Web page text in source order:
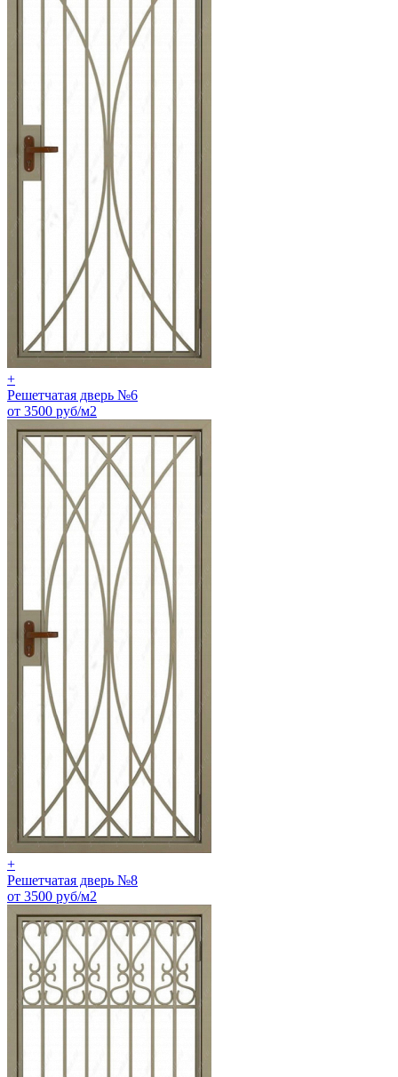
+
Решетчатая дверь №6
от 3500 руб/м2
+
Решетчатая дверь №8
от 3500 руб/м2